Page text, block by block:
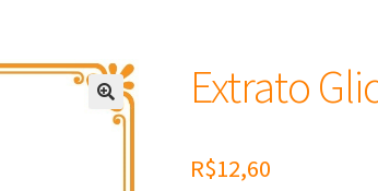
Extrato
R$12,60